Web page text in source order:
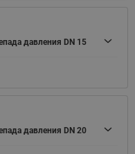
давления DN 15
давления DN 20